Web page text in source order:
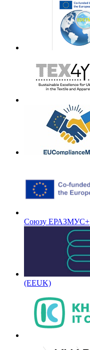
Союзу ЕРАЗМУС+
(EEUK)